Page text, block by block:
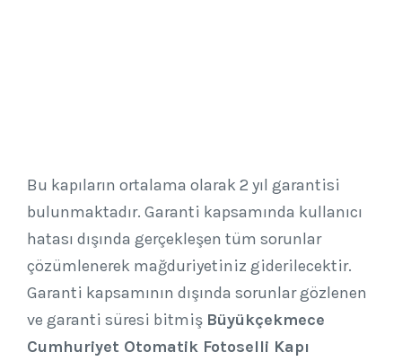
Bu kapıların ortalama olarak 2 yıl garantisi
bulunmaktadır. Garanti kapsamında kullanıcı
hatası dışında gerçekleşen tüm sorunlar
çözümlenerek mağduriyetiniz giderilecektir.
Garanti kapsamının dışında sorunlar gözlenen
ve garanti süresi bitmiş Büyükçekmece
Cumhuriyet Otomatik Fotoselli Kapı